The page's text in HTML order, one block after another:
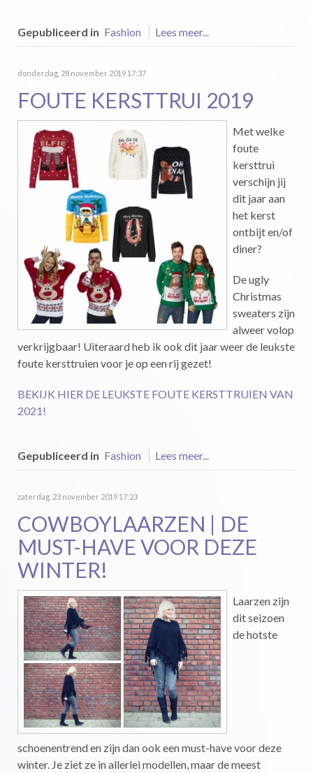
Gepubliceerd in Fashion Lees meer...
donderdag, 28 november 2019 17:37
FOUTE KERSTTRUI 2019
Met welke
foute
kersttrui
verschijn jij
dit jaar aan
het kerst
ontbijt en/of
diner?
De ugly
Christmas
sweaters zijn
alweer volop
verkrijgbaar! Uiteraard heb ik ook dit jaar weer de leukste
foute kersttruien voor je op een rij gezet!
BEKIJK HIER DE LEUKSTE FOUTE KERSTTRUIEN VAN
2021!
Gepubliceerd in Fashion Lees meer...
zaterdag, 23 november 2019 17:23
COWBOYLAARZEN | DE
MUST-HAVE VOOR DEZE
WINTER!
Laarzen zijn
dit seizoen
de hotste
schoenentrend en zijn dan ook een must-have voor deze
winter. Je ziet ze in allerlei modellen, maar de meest